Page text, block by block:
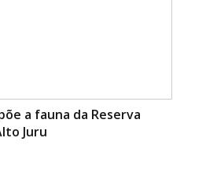
a fauna da Reserva
Juru